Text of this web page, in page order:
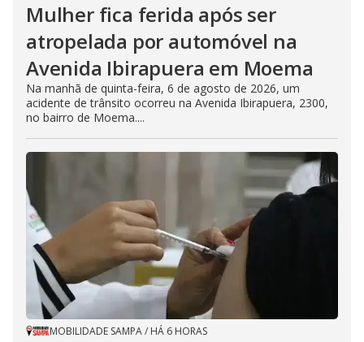
Mulher fica ferida após ser
atropelada por automóvel na
Avenida Ibirapuera em Moema
Na manhã de quinta-feira, 6 de agosto de 2026, um
acidente de trânsito ocorreu na Avenida Ibirapuera, 2300,
no bairro de Moema....
MOBILIDADE SAMPA/ HÁ 6 HORAS